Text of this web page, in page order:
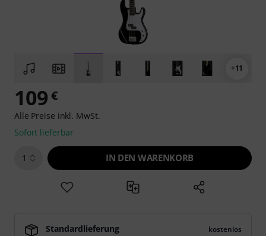
+11
109 €
Alle Preise inkl. MwSt.
Sofort lieferbar
1 IN DEN WARENKORB
Standardlieferung
kostenlos